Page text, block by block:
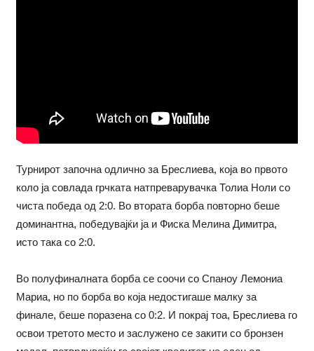
Турнирот започна одлично за Бреслиева, која во првото
коло ја совлада грчката натпреварувачка Толиа Ноли со
чиста победа од 2:0. Во втората борба повторно беше
доминантна, победувајќи ја и Фиска Мелина Димитра,
исто така со 2:0.
Во полуфиналната борба се соочи со Спаноу Лемониа
Мариа, но по борба во која недостигаше малку за
финале, беше поразена со 0:2. И покрај тоа, Бреслиева го
освои третото место и заслужено се закити со бронзен